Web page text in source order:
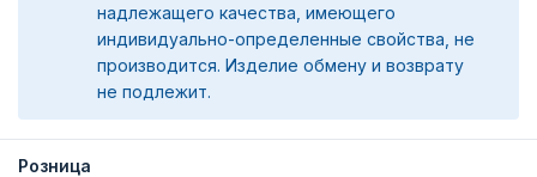
надлежащего качества, имеющего
индивидуально-определенные свойства, не
производится. Изделие обмену и возврату
не подлежит.
Розница